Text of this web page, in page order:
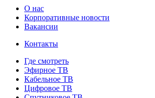
О нас
Корпоративные новости
Вакансии
Контакты
Где смотреть
Эфирное ТВ
Кабельное ТВ
Цифровое ТВ